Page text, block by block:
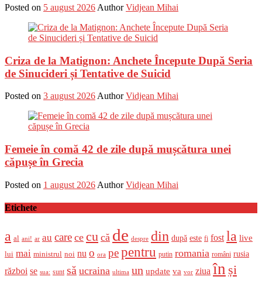
Posted on 5 august 2026 Author Vidjean Mihai
Criza de la Matignon: Anchete Începute După Seria
de Sinucideri și Tentative de Suicid
Posted on 3 august 2026 Author Vidjean Mihai
Femeie în comă 42 de zile după mușcătura unei
căpușe în Grecia
Posted on 1 august 2026 Author Vidjean Mihai
Etichete
a al ani! ar au care ce cu că de despre din după este fi fost la live
lui mai ministrul noi nu o ora pepentru putin romania români rusia
război se sua: sunt să ucraina ultima un update va vor ziua în și